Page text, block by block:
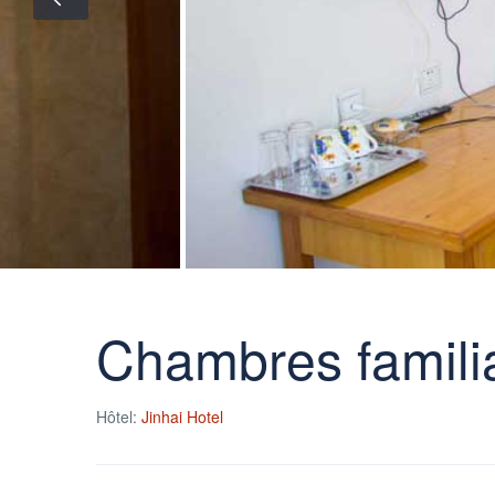
Chambres
Hôtel: Jinhai Hotel